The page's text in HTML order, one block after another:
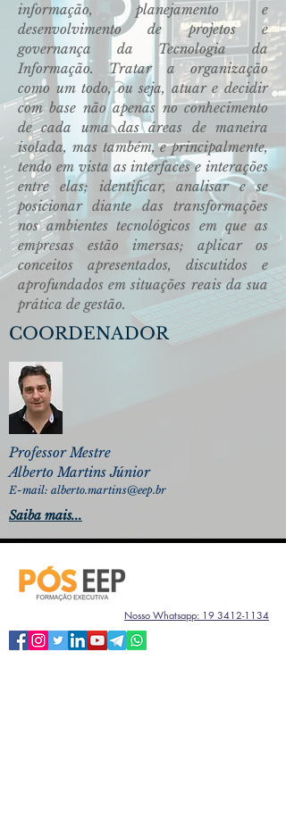
informação, planejamento e
desenvolvimento de projetos e
governança da Tecnologia da
Informação. Tratar a organização
como um todo, ou seja, atuar e decidir
com base não apenas no conhecimento
de cada uma das áreas de maneira
isolada, mas também, e principalmente,
tendo em vista as interfaces e interações
entre elas; identificar, analisar e se
posicionar diante das transformações
nos ambientes tecnológicos em que as
empresas estão imersas; aplicar os
conceitos apresentados, discutidos e
aprofundados em situações reais da sua
prática de gestão.
COORDENADOR
Professor Mestre
Alberto Martins Júnior
E-mail: alberto.martins@eep.br
Saiba mais...
Nosso Whatsapp: 19 3412-1134